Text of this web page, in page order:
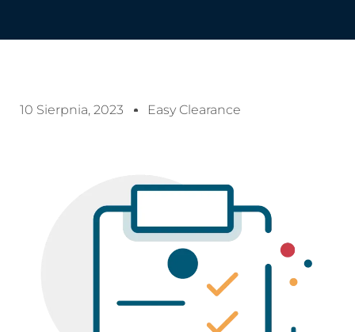
10 Sierpnia, 2023 Easy Clearance